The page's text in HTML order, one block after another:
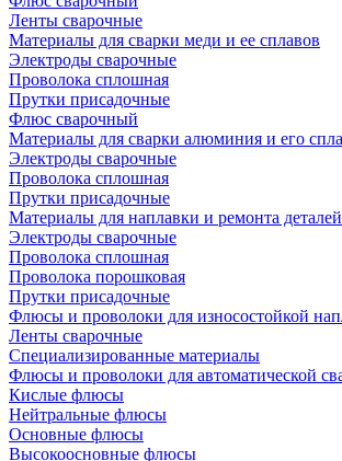
Ленты сварочные
Материалы для сварки меди и ее сплавов
Электроды сварочные
Проволока сплошная
Прутки присадочные
Флюс сварочный
Материалы для сварки алюминия и его
Электроды сварочные
Проволока сплошная
Прутки присадочные
Материалы для наплавки и ремонта деталей
Электроды сварочные
Проволока сплошная
Проволока порошковая
Прутки присадочные
Флюсы и проволоки для износостойкой
Ленты сварочные
Специализированные материалы
Флюсы и проволоки для автоматической
Кислые флюсы
Нейтральные флюсы
Основные флюсы
Высокоосновные флюсы